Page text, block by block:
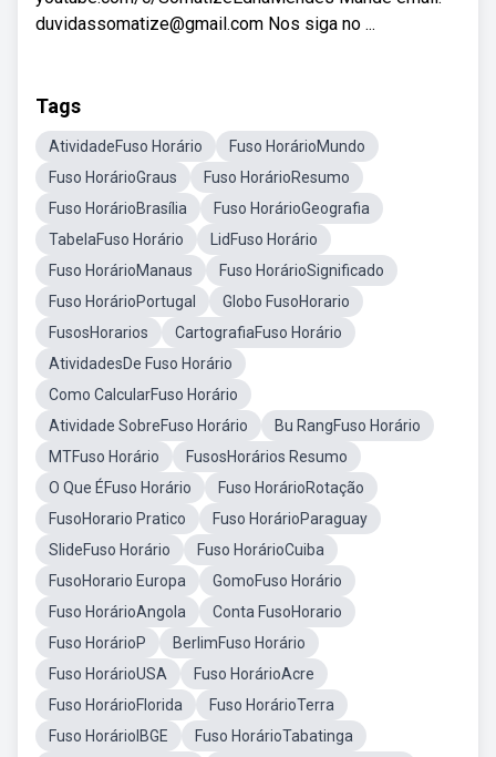
duvidassomatize@gmail.com Nos siga no ...
Tags
AtividadeFuso Horário
Fuso HorárioMundo
Fuso HorárioGraus
Fuso HorárioResumo
Fuso HorárioBrasília
Fuso HorárioGeografia
TabelaFuso Horário
LidFuso Horário
Fuso HorárioManaus
Fuso HorárioSignificado
Fuso HorárioPortugal
Globo FusoHorario
FusosHorarios
CartografiaFuso Horário
AtividadesDe Fuso Horário
Como CalcularFuso Horário
Atividade SobreFuso Horário
Bu RangFuso Horário
MTFuso Horário
FusosHorários Resumo
O Que ÉFuso Horário
Fuso HorárioRotação
FusoHorario Pratico
Fuso HorárioParaguay
SlideFuso Horário
Fuso HorárioCuiba
FusoHorario Europa
GomoFuso Horário
Fuso HorárioAngola
Conta FusoHorario
Fuso HorárioP
BerlimFuso Horário
Fuso HorárioUSA
Fuso HorárioAcre
Fuso HorárioFlorida
Fuso HorárioTerra
Fuso HorárioIBGE
Fuso HorárioTabatinga